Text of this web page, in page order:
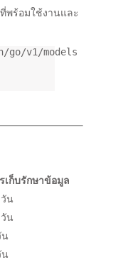
พร้อมใช้งานและ
go/v1/models
เก็บรักษาข้อมูล
วัน
วัน
น
น